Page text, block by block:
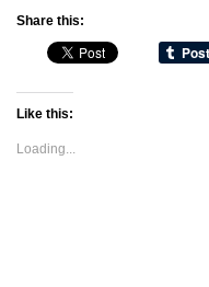
Share this:
Like this:
Loading...